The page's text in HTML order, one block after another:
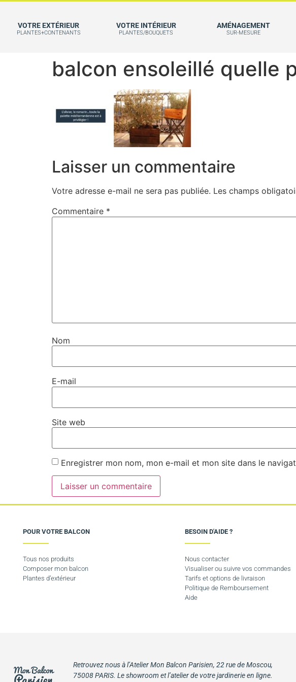
VOTRE EXTÉRIEUR
PLANTES+CONTENANTS
VOTRE INTÉRIEUR
PLANTES/BOUQUETS
AMÉNAGEMENT
SUR-MESURE
balcon ensoleillé quelle
Laisser un commentaire
Votre adresse e-mail ne sera pas publiée. Les champs
Commentaire *
Nom
E-mail
Site web
Enregistrer mon nom, mon e-mail et mon site dans le
POUR VOTRE BALCON
Tous nos produits
Composer mon balcon
Plantes d’extérieur
BESOIN D'AIDE ?
Nous contacter
Visualiser ou suivre vos commandes
Tarifs et options de livraison
Politique de Remboursement
Aide
Retrouvez nous à l’Atelier Mon Balcon Parisien, 22 rue de Moscou,
75008 PARIS. Le showroom et l’atelier de votre jardinerie en ligne.